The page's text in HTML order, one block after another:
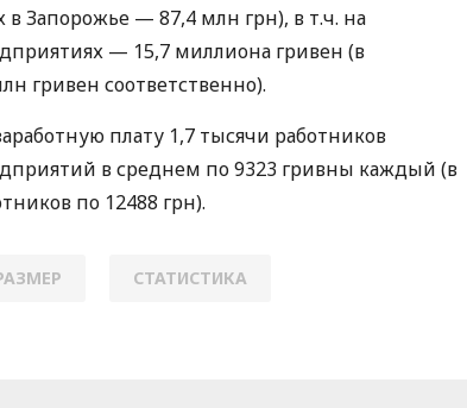
Запорожье — 87,4 млн грн), в т.ч. на
— 15,7 миллиона гривен (в
гривен соответственно).
плату 1,7 тысячи работников
в среднем по 9323 гривны каждый (в
по 12488 грн).
СТАТИСТИКА